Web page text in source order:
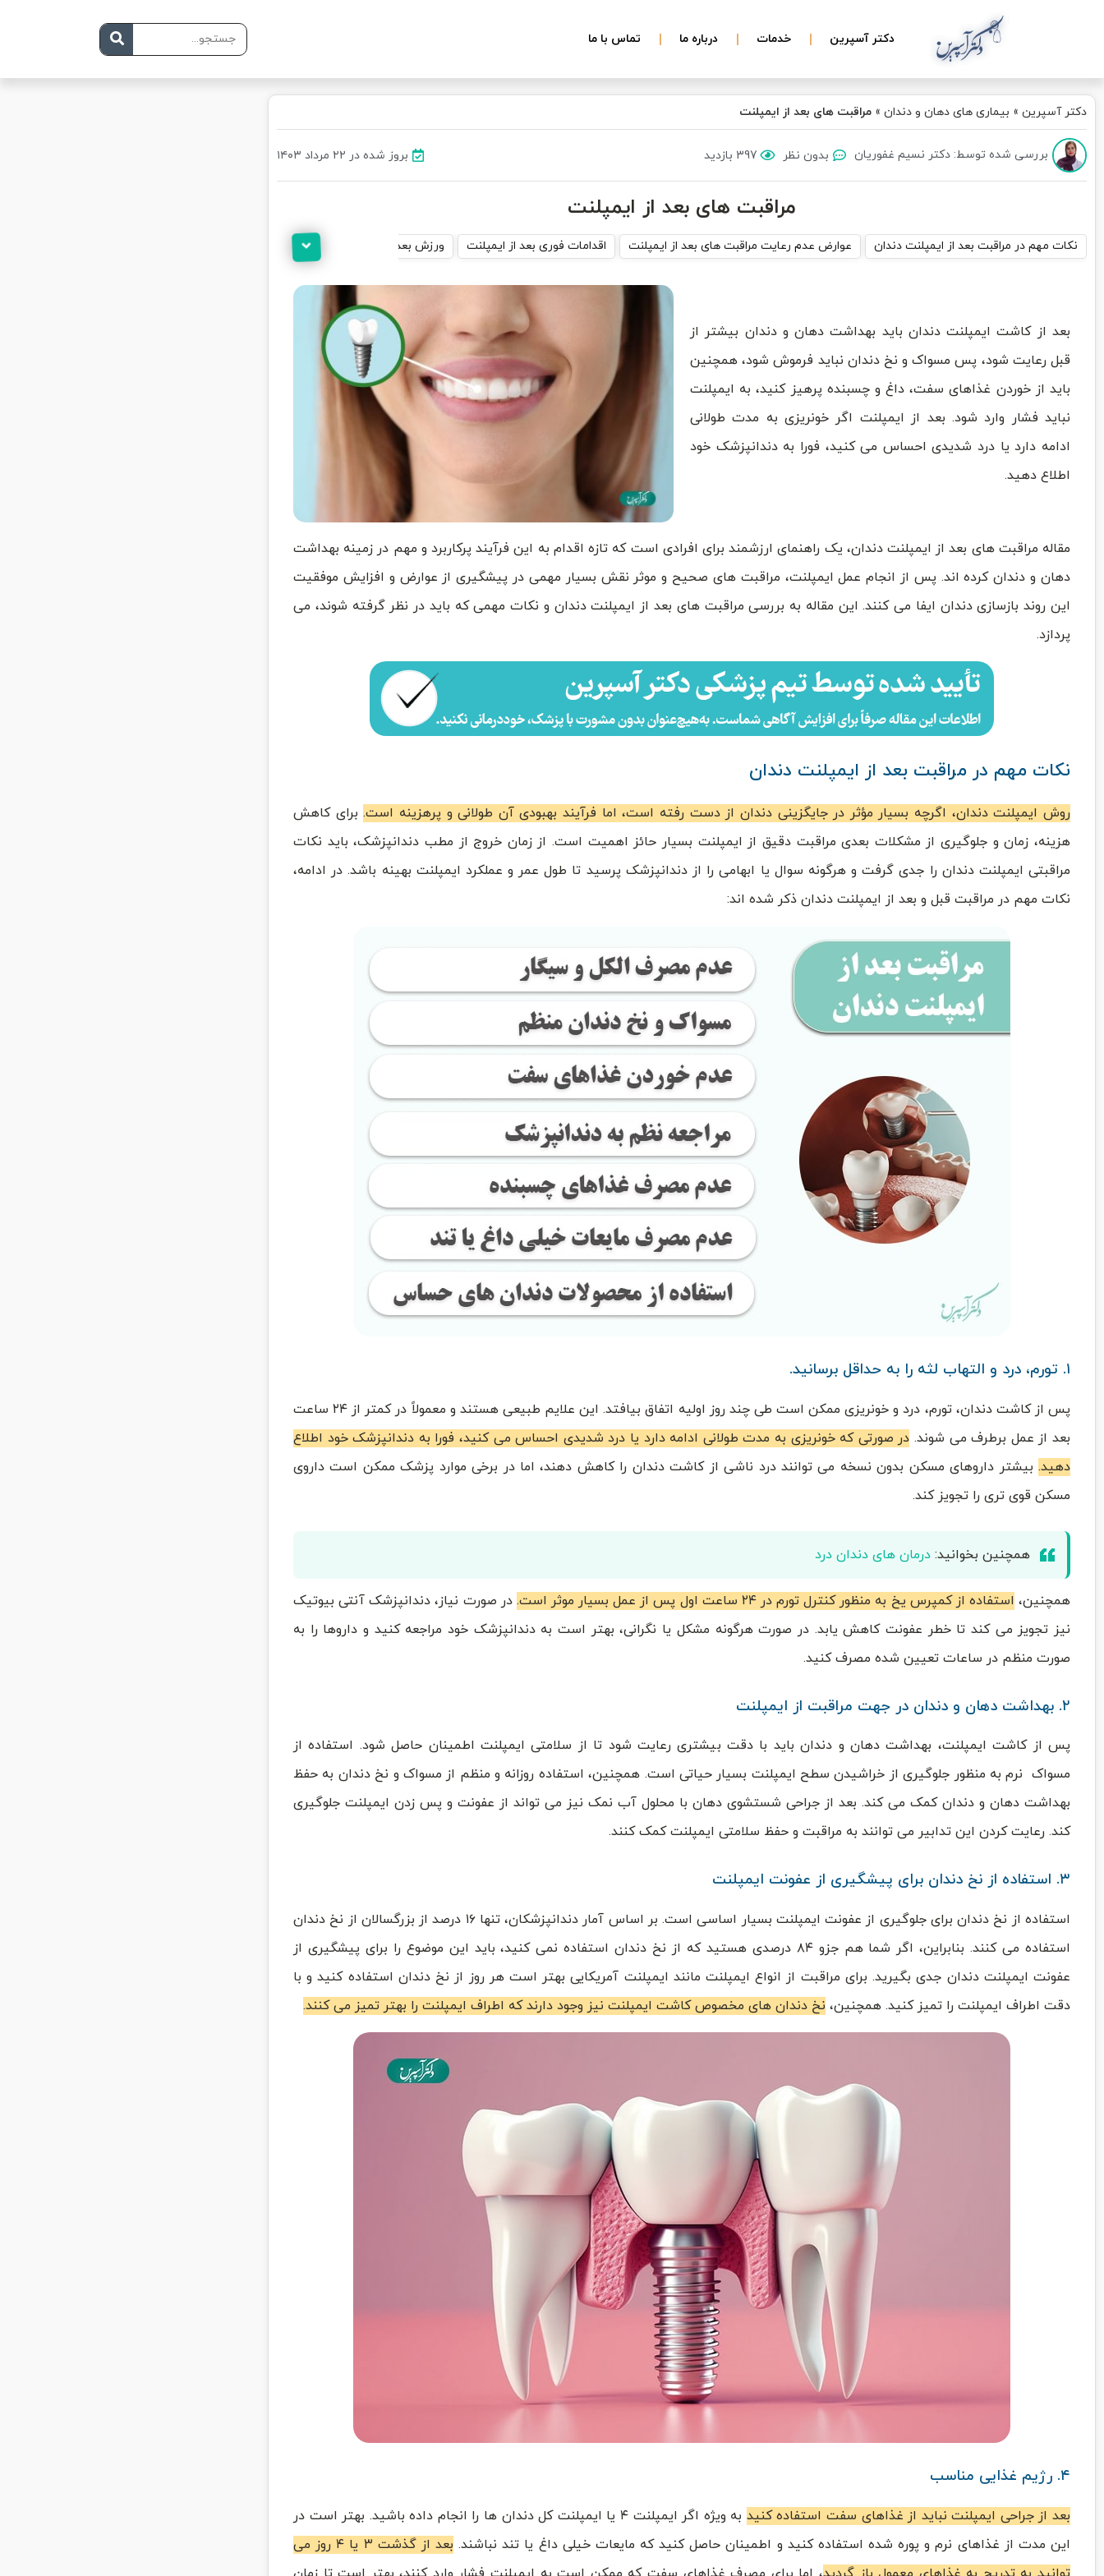
دکتر آسپرین خدمات درباره ما تماس با ما
دکتر آسپرین » بیماری های دهان و دندان » مراقبت های بعد از ایمپلنت
بررسی شده توسط: دکتر نسیم غفوریان بدون نظر 397 بازدید بروز شده در ۲۲ مرداد ۱۴۰۳
مراقبت های بعد از ایمپلنت
نکات مهم در مراقبت بعد از ایمپلنت دندان عوارض عدم رعایت مراقبت های بعد از ایمپلنت اقدامات فوری بعد از ایمپلنت ورزش بعد از کاشت ایمپلنت دندان
بعد از کاشت ایمپلنت دندان باید بهداشت دهان و دندان بیشتر از
قبل رعایت شود، پس مسواک و نخ دندان نباید فرموش شود، همچنین
باید از خوردن غذاهای سفت، داغ و چسبنده پرهیز کنید، به ایمپلنت
نباید فشار وارد شود. بعد از ایمپلنت اگر خونریزی به مدت طولانی
ادامه دارد یا درد شدیدی احساس می کنید، فورا به دندانپزشک خود
اطلاع دهید.
مقاله‌ مراقبت ‌های بعد از ایمپلنت دندان، یک راهنمای ارزشمند برای افرادی است که تازه اقدام به این فرآیند پرکاربرد و مهم در زمینه‌ بهداشت
دهان و دندان کرده ‌اند. پس از انجام عمل ایمپلنت، مراقبت ‌های صحیح و موثر نقش بسیار مهمی در پیشگیری از عوارض و افزایش موفقیت
این روند بازسازی دندان ایفا می ‌کنند. این مقاله به بررسی مراقبت ‌های بعد از ایمپلنت دندان و نکات مهمی که باید در نظر گرفته شوند، می
‌پردازد.
نکات مهم در مراقبت بعد از ایمپلنت دندان
روش ایمپلنت دندان، اگرچه بسیار مؤثر در جایگزینی دندان از دست رفته است، اما فرآیند بهبودی آن طولانی و پرهزینه‌ است.برای کاهش
هزینه، زمان و جلوگیری از مشکلات بعدی مراقبت دقیق از ایمپلنت بسیار حائز اهمیت است. از زمان خروج از مطب دندانپزشک، باید نکات
مراقبتی ایمپلنت دندان را جدی گرفت و هرگونه سوال یا ابهامی را از دندانپزشک پرسید تا طول عمر و عملکرد ایمپلنت بهینه باشد. در ادامه،
نکات مهم در مراقبت قبل و بعد از ایمپلنت دندان ذکر شده اند:
۱. تورم، درد و التهاب لثه را به حداقل برسانید.
پس از کاشت دندان، تورم، درد و خونریزی ممکن است طی چند روز اولیه اتفاق بیافتد. این علایم طبیعی هستند و معمولاً در کمتر از ۲۴ ساعت
بعد از عمل برطرف می ‌شوند. در صورتی که خونریزی به مدت طولانی ادامه دارد یا درد شدیدی احساس می کنید، فورا به دندانپزشک خود اطلاع
دهید. بیشتر داروهای مسکن بدون نسخه می ‌توانند درد ناشی از کاشت دندان را کاهش دهند، اما در برخی موارد پزشک ممکن است داروی
مسکن قوی ‌تری را تجویز کند.
همچنین بخوانید: درمان های دندان درد
همچنین، استفاده از کمپرس یخ به منظور کنترل تورم در ۲۴ ساعت اول پس از عمل بسیار موثر است.
در صورت نیاز، دندانپزشک آنتی ‌بیوتیک
نیز تجویز می ‌کند تا خطر عفونت کاهش یابد. در صورت هرگونه مشکل یا نگرانی، بهتر است به دندانپزشک خود مراجعه کنید و داروها را به
صورت منظم در ساعات تعیین شده مصرف کنید.
۲. بهداشت دهان و دندان در جهت مراقبت از ایمپلنت
پس از کاشت ایمپلنت، بهداشت دهان و دندان باید با دقت بیشتری رعایت شود تا از سلامتی ایمپلنت اطمینان حاصل شود. استفاده از
مسواک نرم به منظور جلوگیری از خراشیدن سطح ایمپلنت بسیار حیاتی است. همچنین، استفاده روزانه و منظم از مسواک و نخ دندان به حفظ
بهداشت دهان و دندان کمک می ‌کند. بعد از جراحی شستشوی دهان با محلول آب ‌نمک نیز می ‌تواند از عفونت و پس ‌زدن ایمپلنت جلوگیری
کند. رعایت کردن این تدابیر می‌ توانند به مراقبت و حفظ سلامتی ایمپلنت کمک کنند.
۳. استفاده از نخ دندان برای پیشگیری از عفونت ایمپلنت
استفاده از نخ دندان برای جلوگیری از عفونت ایمپلنت بسیار اساسی است. بر اساس آمار دندانپزشکان، تنها ۱۶ درصد از بزرگسالان از نخ دندان
استفاده می ‌کنند. بنابراین، اگر شما هم جزو ۸۴ درصدی هستید که از نخ دندان استفاده نمی ‌کنید، باید این موضوع را برای پیشگیری از
عفونت ایمپلنت دندان جدی بگیرید. برای مراقبت از انواع ایمپلنت مانند ایمپلنت آمریکایی بهتر است هر روز از نخ دندان استفاده کنید و با
دقت اطراف ایمپلنت را تمیز کنید. همچنین، نخ دندان ‌های مخصوص کاشت ایمپلنت نیز وجود دارند که اطراف ایمپلنت را بهتر تمیز می کنند.
۴. رژیم غذایی مناسب
بعد از جراحی ایمپلنت نباید از غذاهای سفت استفاده کنید
به‌ ویژه اگر ایمپلنت ۴ یا ایمپلنت کل دندان‌ ها را انجام داده باشید. بهتر است در
این مدت از غذاهای نرم و پوره شده استفاده کنید و اطمینان حاصل کنید که مایعات خیلی داغ یا تند نباشند.
بعد از گذشت ۳ یا ۴ روز می